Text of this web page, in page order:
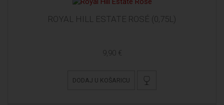
ROYAL HILL ESTATE ROSÉ (0,75L)
9,90 €
DODAJ U KOŠARICU